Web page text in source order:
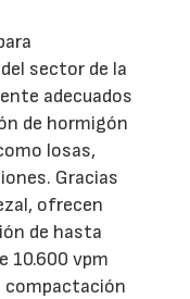
sector de la
adecuados
de hormigón
losas,
Gracias
ofrecen
de hasta
10.600 vpm
compactación